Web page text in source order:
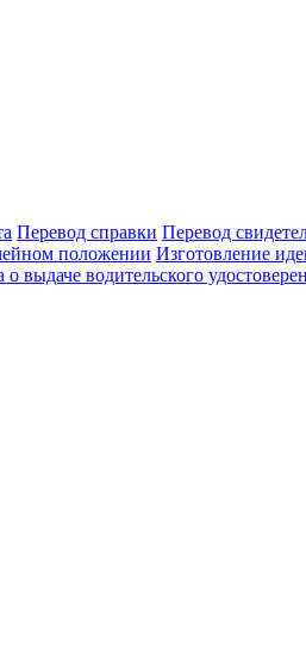
Перевод справки Перевод
положении Изготовление
о выдаче водительского